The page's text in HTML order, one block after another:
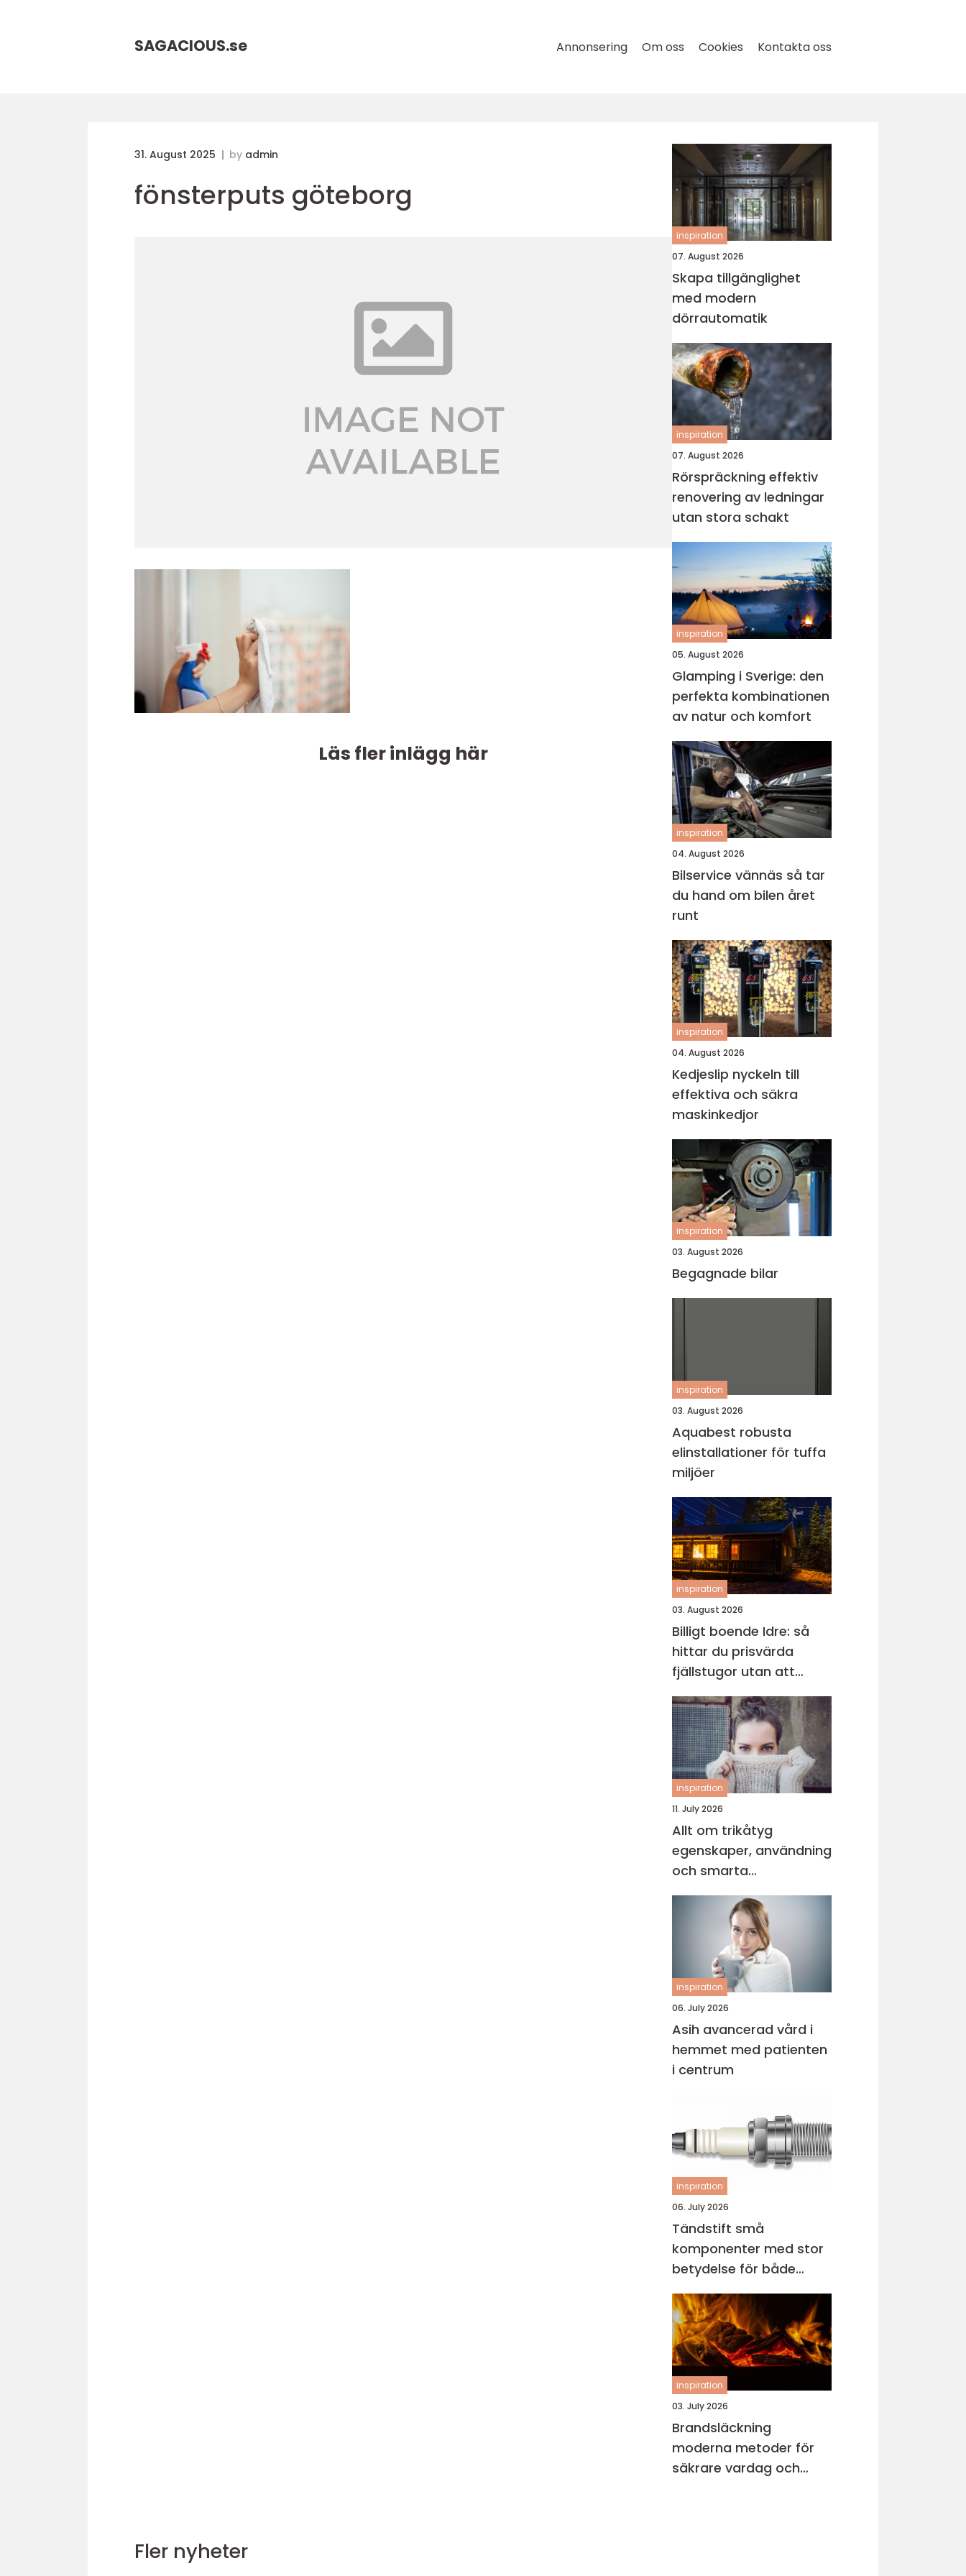
SAGACIOUS.se Annonsering Om oss Cookies Kontakta oss
31. August 2025 by admin
fönsterputs göteborg
Läs fler inlägg här
inspiration
07. August 2026
Skapa tillgänglighet
med modern
dörrautomatik
inspiration
07. August 2026
Rörspräckning effektiv
renovering av ledningar
utan stora schakt
inspiration
05. August 2026
Glamping i Sverige: den
perfekta kombinationen
av natur och komfort
inspiration
04. August 2026
Bilservice vännäs så tar
du hand om bilen året
runt
inspiration
04. August 2026
Kedjeslip nyckeln till
effektiva och säkra
maskinkedjor
inspiration
03. August 2026
Begagnade bilar
inspiration
03. August 2026
Aquabest robusta
elinstallationer för tuffa
miljöer
inspiration
03. August 2026
Billigt boende Idre: så
hittar du prisvärda
fjällstugor utan att
kompromissa på
upplevelsen
inspiration
11. July 2026
Allt om trikåtyg
egenskaper, användning
och smarta
sömnadstips
inspiration
06. July 2026
Asih avancerad vård i
hemmet med patienten
i centrum
inspiration
06. July 2026
Tändstift små
komponenter med stor
betydelse för både
motor och miljö
inspiration
03. July 2026
Brandsläckning
moderna metoder för
säkrare vardag och
Fler nyheter